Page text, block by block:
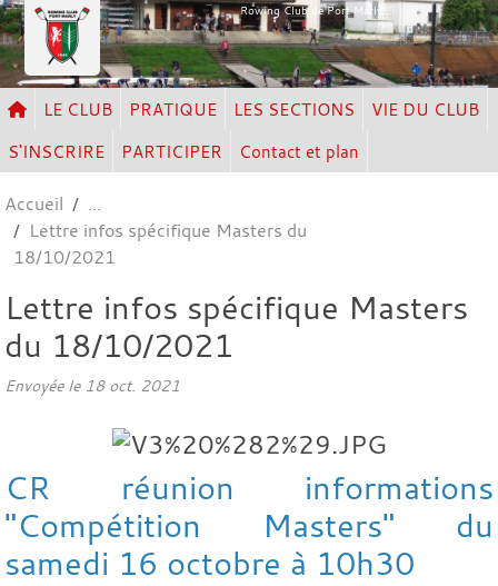
Rowing Club de Port Marly
LE CLUB PRATIQUE LES SECTIONS
VIE DU CLUB
S'INSCRIRE
PARTICIPER Contact et plan
Accueil
Lettre infos spécifique Masters du
18/10/2021
Lettre infos spécifique Masters
du 18/10/2021
Envoyée le 18 oct. 2021
CR réunion informations
"Compétition Masters" du
samedi 16 octobre à 10h30
Panneau de gestion des cookies